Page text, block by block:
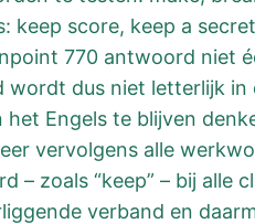
keep score, keep a
770 antwoord niet
dus niet letterlijk in
Engels te blijven
vervolgens alle
zoals “keep” – bij alle
verband en